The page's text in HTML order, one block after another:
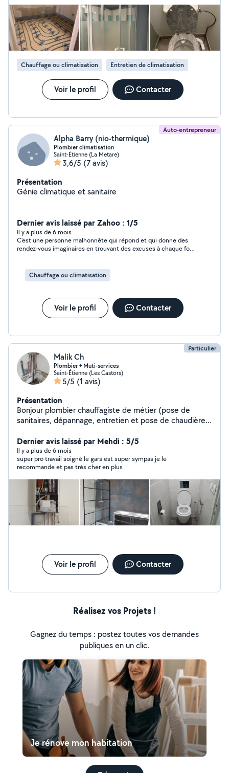
L’équipe a fait preuve d’un grand professionnalisme, en étant à
l’écoute de mes besoins et en me proposant des solutions à la
fois esthétiques et fonctionnelles. Les délais ont été
respectés, le chantier est resté propre tout au long des
travaux, et la qualité des finitions est tout simplement
irréprochable. Chaque détail a été soigné, ce qui donne
aujourd’hui une salle de bains moderne, élégante et
parfaitement adaptée à mon quotidien. Je recommande
vivement cette entreprise pour son sérieux, son savoir-faire et
la qualité de son accompagnement. Une expérience sans
stress et un résultat au-delà de mes attentes.🤗
Chauffage ou climatisation Entretien de climatisation
Voir le profil Contacter
Auto-entrepreneur
Alpha Barry (nio-thermique)
Plombier climatisation
Saint-Étienne (La Metare)
3,6/5 (7 avis)
Présentation
Génie climatique et sanitaire
Dernier avis laissé par Zahoo : 1/5
Il y a plus de 6 mois
C’est une personne malhonnête qui répond et qui donne des
rendez-vous imaginaires en trouvant des excuses à chaque fois.
Conclusion j’ai toujours pas de climatisation et j’ai perdu mon
temps pour rien. J’ai décidé de le faire tout seul !
Chauffage ou climatisation
Voir le profil Contacter
Particulier
Malik Ch
Plombier + Muti-services
Saint-Étienne (Les Castors)
5/5 (1 avis)
Présentation
Bonjour plombier chauffagiste de métier (pose de
sanitaires, dépannage, entretien et pose de chaudière)
réalise également d'autres travaux si besoin. Bonne
journée
Dernier avis laissé par Mehdi : 5/5
Il y a plus de 6 mois
super pro travail soigné le gars est super sympas je le
recommande et pas très cher en plus
Voir le profil Contacter
Réalisez vos Projets !
Gagnez du temps : postez toutes vos demandes
publiques en un clic.
Je rénove mon habitation